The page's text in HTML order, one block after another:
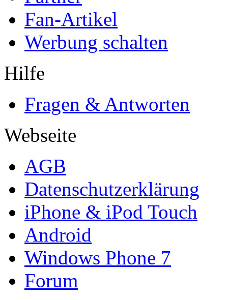
Fan-Artikel
Werbung schalten
Hilfe
Fragen & Antworten
Webseite
AGB
Datenschutzerklärung
iPhone & iPod Touch
Android
Windows Phone 7
Forum